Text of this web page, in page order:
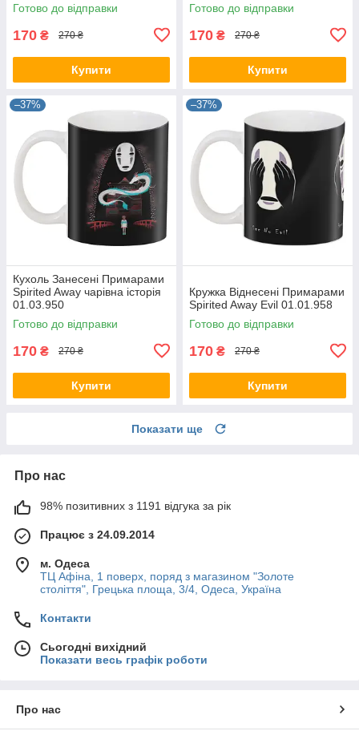
Готово до відправки
170 ₴ 270 ₴
Купити
Готово до відправки
170 ₴ 270 ₴
Купити
–37%
Кухоль Занесені Примарами
Spirited Away чарівна історія
01.03.950
Готово до відправки
170 ₴ 270 ₴
Купити
–37%
Кружка Віднесені Примарами
Spirited Away Evil 01.01.958
Готово до відправки
170 ₴ 270 ₴
Купити
Показати ще
Про нас
98% позитивних з 1191 відгука за рік
Працює з 24.09.2014
м. Одеса
ТЦ Афіна, 1 поверх, поряд з магазином "Золоте
століття", Грецька площа, 3/4, Одеса, Україна
Контакти
Сьогодні вихідний
Показати весь графік роботи
Про нас